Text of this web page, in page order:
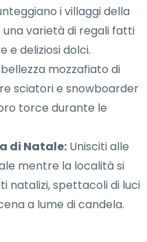
i villaggi della
varietà di regali fatti
e deliziosi dolci.
mozzafiato di
sciatori e snowboarder
torce durante le
di Natale: Unisciti alle
mentre la località si
natalizi, spettacoli di luci
a lume di candela.